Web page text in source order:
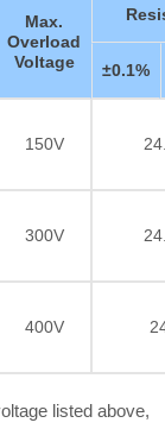
Max.
Overload
Voltage
±0.1%
150V
300V
400V
listed above,